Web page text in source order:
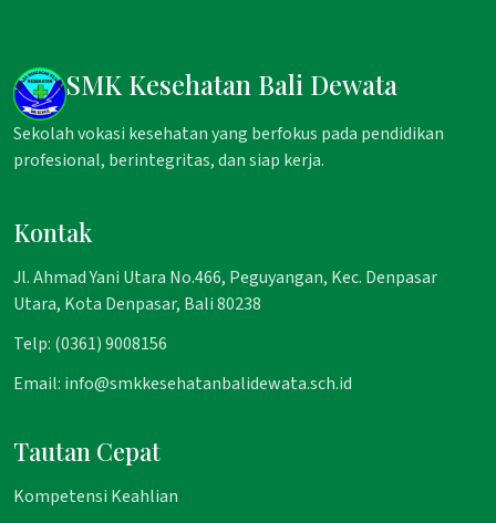
SMK Kesehatan Bali Dewata
Sekolah vokasi kesehatan yang berfokus pada pendidikan
profesional, berintegritas, dan siap kerja.
Kontak
Jl. Ahmad Yani Utara No.466, Peguyangan, Kec. Denpasar
Utara, Kota Denpasar, Bali 80238
Telp: (0361) 9008156
Email: info@smkkesehatanbalidewata.sch.id
Tautan Cepat
Kompetensi Keahlian